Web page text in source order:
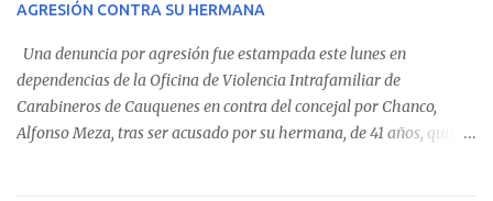
detectaron incumplimientos a la normativa vigente. El informe
precisa que la mayor cantidad de dinero apostado se registró en
Talca, donde...
AGRESIÓN CONTRA SU HERMANA
Una denuncia por agresión fue estampada este lunes en
dependencias de la Oficina de Violencia Intrafamiliar de
Carabineros de Cauquenes en contra del concejal por Chanco,
Alfonso Meza, tras ser acusado por su hermana, de 41 años, quien